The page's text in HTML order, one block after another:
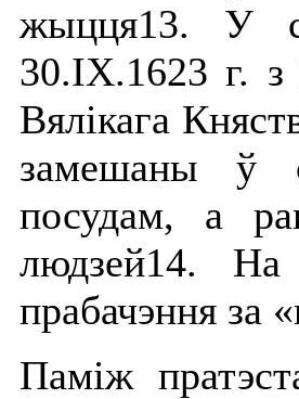
жыцця13. У
30.ІХ.1623 г.
Вялікага
замешаны ў
посудам, а
людзей14. На
прабачэння за
Паміж